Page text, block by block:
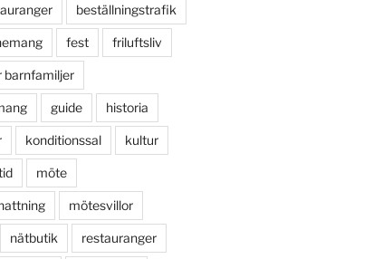
beställningstrafik
fest friluftsliv
barnfamiljer
guide historia
konditionssal kultur
möte
mötesvillor
nätbutik restauranger